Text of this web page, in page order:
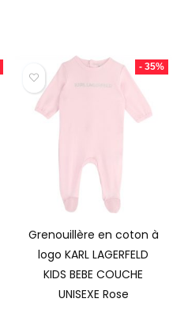
- 35%
Grenouillère en coton à
logo KARL LAGERFELD
KIDS BEBE COUCHE
UNISEXE Rose